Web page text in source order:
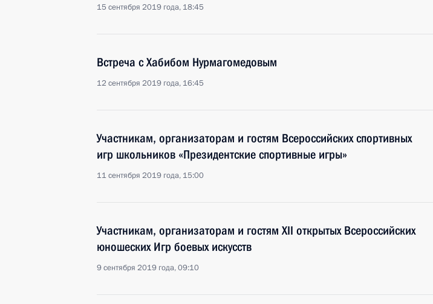
15 сентября 2019 года, 18:45
Встреча с Хабибом Нурмагомедовым
12 сентября 2019 года, 16:45
Участникам, организаторам и гостям Всероссийских спортивных
игр школьников «Президентские спортивные игры»
11 сентября 2019 года, 15:00
Участникам, организаторам и гостям XII открытых Всероссийских
юношеских Игр боевых искусств
9 сентября 2019 года, 09:10